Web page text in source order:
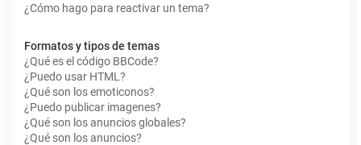
¿Cómo hago para reactivar un tema?
Formatos y tipos de temas
¿Qué es el código BBCode?
¿Puedo usar HTML?
¿Qué son los emoticonos?
¿Puedo publicar imagenes?
¿Qué son los anuncios globales?
¿Qué son los anuncios?